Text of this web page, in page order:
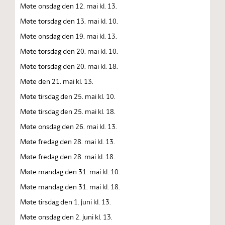
Møte onsdag den 12. mai kl. 13.
Møte torsdag den 13. mai kl. 10.
Møte onsdag den 19. mai kl. 13.
Møte torsdag den 20. mai kl. 10.
Møte torsdag den 20. mai kl. 18.
Møte den 21. mai kl. 13.
Møte tirsdag den 25. mai kl. 10.
Møte tirsdag den 25. mai kl. 18.
Møte onsdag den 26. mai kl. 13.
Møte fredag den 28. mai kl. 13.
Møte fredag den 28. mai kl. 18.
Møte mandag den 31. mai kl. 10.
Møte mandag den 31. mai kl. 18.
Møte tirsdag den 1. juni kl. 13.
Møte onsdag den 2. juni kl. 13.